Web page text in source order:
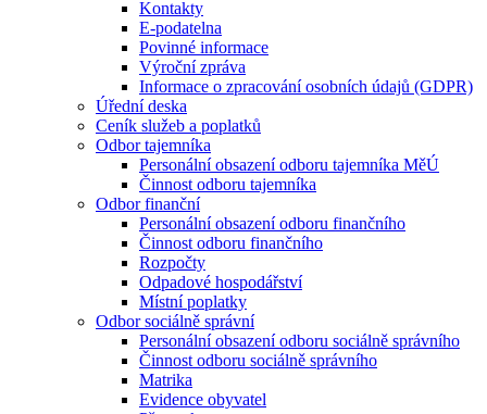
Kontakty
E-podatelna
Povinné informace
Výroční zpráva
Informace o zpracování osobních údajů (GDPR)
Úřední deska
Ceník služeb a poplatků
Odbor tajemníka
Personální obsazení odboru tajemníka MěÚ
Činnost odboru tajemníka
Odbor finanční
Personální obsazení odboru finančního
Činnost odboru finančního
Rozpočty
Odpadové hospodářství
Místní poplatky
Odbor sociálně správní
Personální obsazení odboru sociálně správního
Činnost odboru sociálně správního
Matrika
Evidence obyvatel